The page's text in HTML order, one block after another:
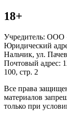
18+
Учредитель: ООО
Юридический
Нальчик, ул.
Почтовый адрес:
100, стр. 2
Все права
материалов
только при